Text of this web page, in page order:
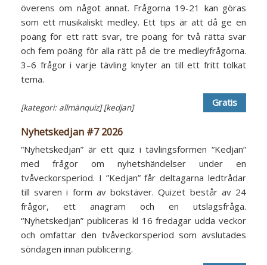
överens om något annat. Frågorna 19-21 kan göras
som ett musikaliskt medley. Ett tips är att då ge en
poäng för ett rätt svar, tre poäng för två rätta svar
och fem poäng för alla rätt på de tre medleyfrågorna.
3–6 frågor i varje tävling knyter an till ett fritt tolkat
tema.
[kategori: allmänquiz] [kedjan] Gratis
Nyhetskedjan #7 2026
“Nyhetskedjan” är ett quiz i tävlingsformen “Kedjan”
med frågor om nyhetshändelser under en
tvåveckorsperiod. I ”Kedjan” får deltagarna ledtrådar
till svaren i form av bokstäver. Quizet består av 24
frågor, ett anagram och en utslagsfråga.
“Nyhetskedjan” publiceras kl 16 fredagar udda veckor
och omfattar den tvåveckorsperiod som avslutades
söndagen innan publicering.